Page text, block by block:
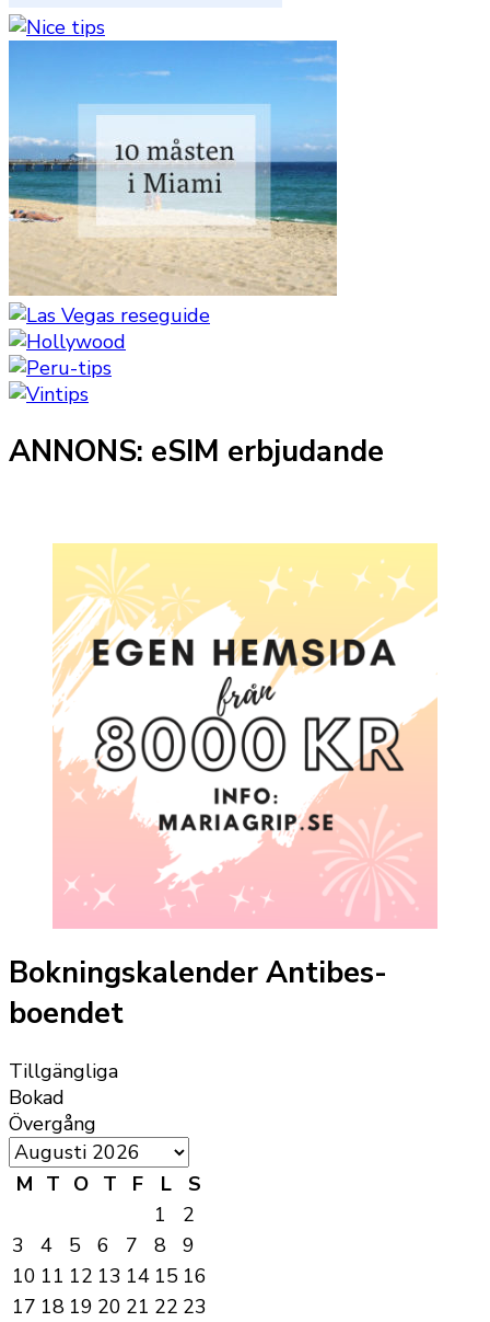
ANNONS: eSIM erbjudande
Bokningskalender Antibes-
boendet
Tillgängliga
Bokad
Övergång
M T O T F L
S
1
2
3
4 5 6 7 8
9
10 11 12 13 14 15 16
17 18 19 20 21 22 23